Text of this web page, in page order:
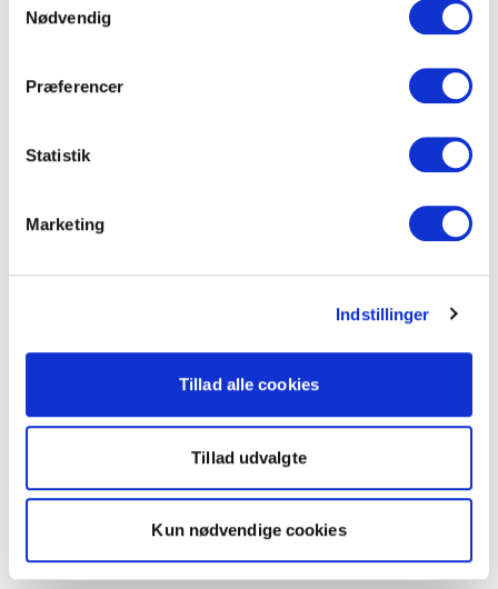
Nødvendig
Præferencer
Statistik
Marketing
Indstillinger
Tillad alle cookies
Tillad udvalgte
Kun nødvendige cookies